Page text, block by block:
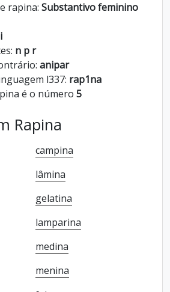
rapina: Substantivo feminino
n p r
anipar
l337: rap1na
é o número 5
Rapina
campina
lâmina
gelatina
lamparina
medina
menina